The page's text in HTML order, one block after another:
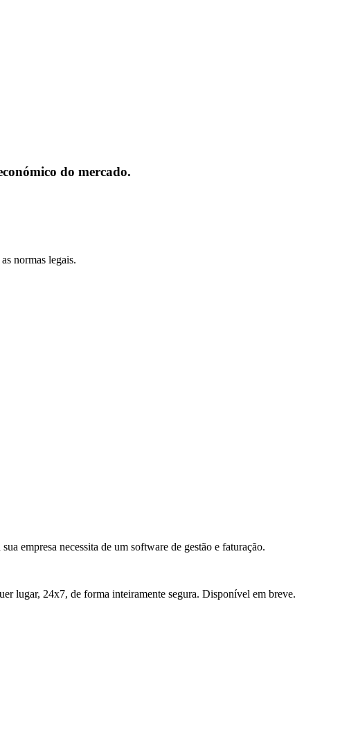
do mercado.
normas legais.
empresa necessita de um software de gestão e faturação.
lugar, 24x7, de forma inteiramente segura. Disponível em breve.